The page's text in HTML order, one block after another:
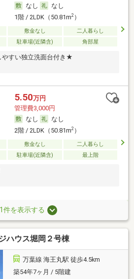
なし
なし
1階 / 2LDK（50.81m2）
敷金なし
二人暮らし
駐車場(近隣含) 角部屋
やすい独立洗面台付き★
5.50万円
管理費3,000円
なし
なし
2階 / 2LDK（50.81m2）
敷金なし
二人暮らし
駐車場(近隣含) 最上階
件を表示する
ハウス堀岡２号棟
万葉線 海王丸駅 徒歩4.5km
築54年7ヶ月 / 5階建